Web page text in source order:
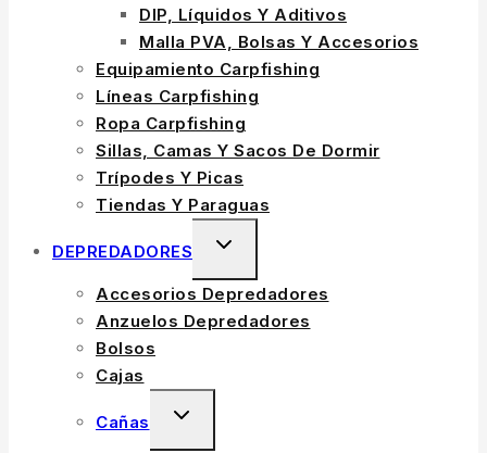
DIP, Líquidos Y Aditivos
Malla PVA, Bolsas Y Accesorios
Equipamiento Carpfishing
Líneas Carpfishing
Ropa Carpfishing
Sillas, Camas Y Sacos De Dormir
Trípodes Y Picas
Tiendas Y Paraguas
DEPREDADORES
Accesorios Depredadores
Anzuelos Depredadores
Bolsos
Cajas
Cañas